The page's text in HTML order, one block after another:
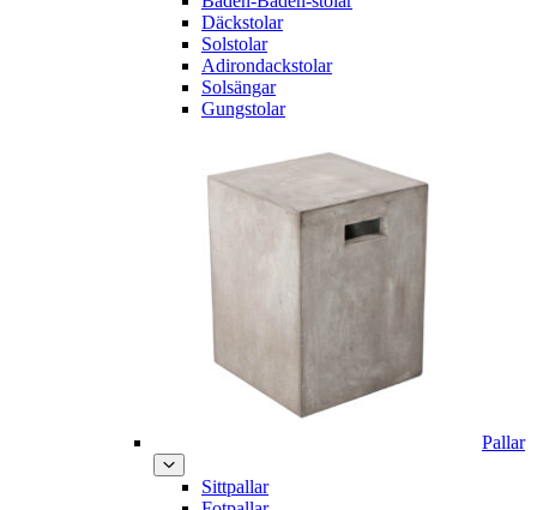
Däckstolar
Solstolar
Adirondackstolar
Solsängar
Gungstolar
Pallar
Sittpallar